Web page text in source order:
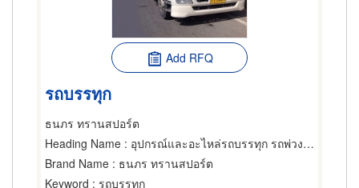
Add RFQ
รถบรรทุก
ธนภร ทรานสปอร์ต
Heading Name : อุปกรณ์และอะไหล่รถบรรทุก รถพ่วง,ขายส่งและผู้ผลิตอุปกรณ์และอะไหล่รถจักรยานยนต์และรถสกูตเตอร์,ยางรถ-ผู้ผลิต
Brand Name : ธนภร ทรานสปอร์ต
Keyword : รถบรรทุก